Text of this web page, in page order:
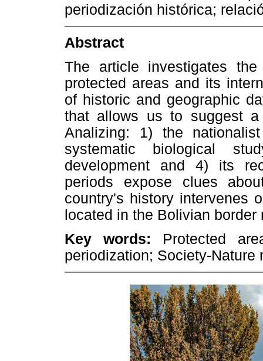
periodización histórica;
Abstract
The article investigates
protected areas and its
of historic and geographic
that allows us to suggest
Analizing: 1) the
systematic biological
development and 4) its
periods expose clues
country's history intervenes
located in the Bolivian border
Key words: Protected
periodization; Society-Nature